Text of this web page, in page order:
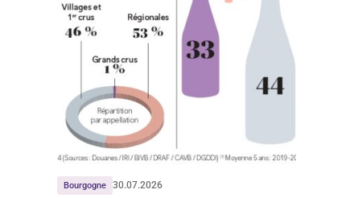
Bourgogne 30.07.2026